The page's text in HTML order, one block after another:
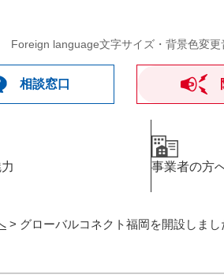
Foreign language文字サイズ・背景色変更
相談窓口
事業者の方
> グローバルコネクト福岡を開設しまし